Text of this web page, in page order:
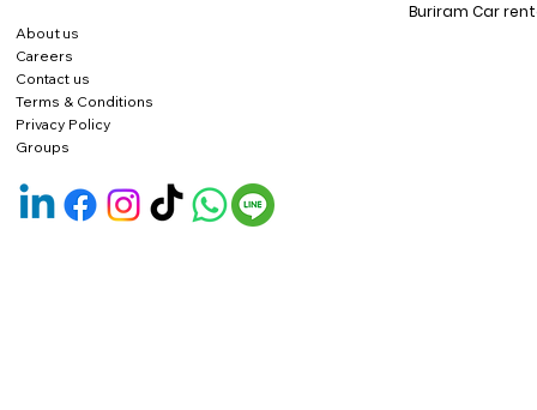
About us
Careers
Contact us
Terms & Conditions
Privacy Policy
Buriram Car
Groups